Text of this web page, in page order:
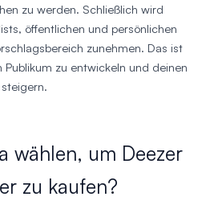
zu werden. Schließlich wird
öffentlichen und persönlichen
zunehmen. Das ist
zu entwickeln und deinen
wählen, um Deezer
zu kaufen?